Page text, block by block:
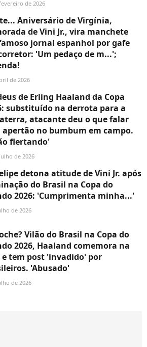
de 2026
Aniversário de Virgínia,
de Vini Jr., vira manchete
jornal espanhol por gafe
'Um pedaço de m...';
de 2026
de Erling Haaland da Copa
substituído na derrota para a
atacante deu o que falar
apertão no bumbum em campo.
flertando'
de 2026
detona atitude de Vini Jr. após
do Brasil na Copa do
2026: 'Cumprimenta minha...'
de 2026
Vilão do Brasil na Copa do
2026, Haaland comemora na
e tem post 'invadido' por
'Abusado'
de 2026